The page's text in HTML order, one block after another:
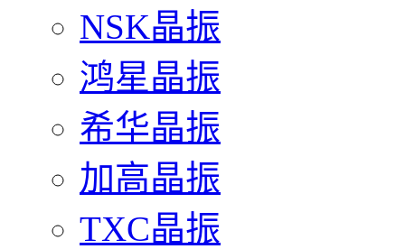
NSK晶振
鸿星晶振
希华晶振
加高晶振
TXC晶振